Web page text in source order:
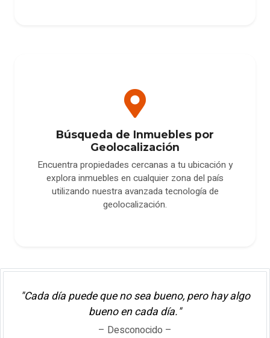
Búsqueda de Inmuebles por
Geolocalización
Encuentra propiedades cercanas a tu ubicación y
explora inmuebles en cualquier zona del país
utilizando nuestra avanzada tecnología de
geolocalización.
"Cada día puede que no sea bueno, pero hay algo
bueno en cada día."
– Desconocido –